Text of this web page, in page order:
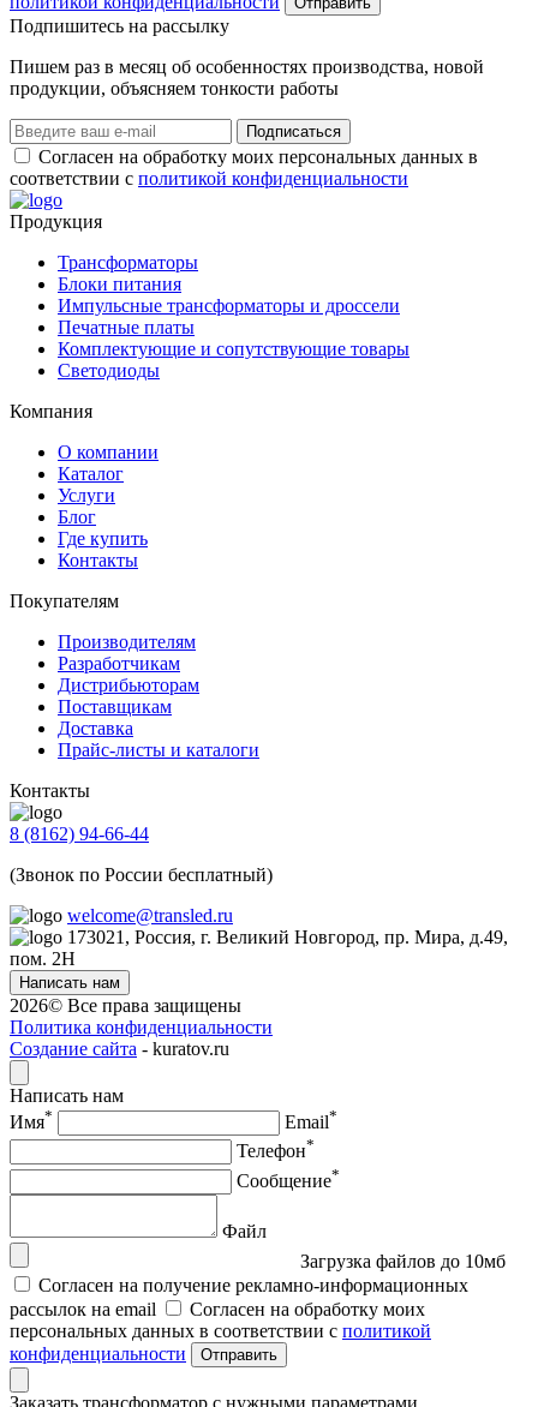
Подпишитеcь на рассылку
Пишем раз в месяц об особенностях производства, новой
продукции, объясняем тонкости работы
Подписаться
Согласен на обработку моих персональных данных в
соответствии с политикой конфиденциальности
Продукция
Трансформаторы
Блоки питания
Импульсные трансформаторы и дроссели
Печатные платы
Комплектующие и сопутствующие товары
Светодиоды
Компания
О компании
Каталог
Услуги
Блог
Где купить
Контакты
Покупателям
Производителям
Разработчикам
Дистрибьюторам
Поставщикам
Доставка
Прайс-листы и каталоги
Контакты
8 (8162) 94-66-44
(Звонок по России бесплатный)
welcome@transled.ru
173021, Россия, г. Великий Новгород, пр. Мира, д.49,
пом. 2Н
Написать нам
2026© Все права защищены
Политика конфиденциальности
Создание сайта - kuratov.ru
Написать нам
Имя* Email*
Телефон*
Сообщение*
Файл
Загрузка файлов до 10мб
Согласен на получение рекламно-информационных
рассылок на email
Согласен на обработку моих
персональных данных в соответствии с политикой
конфиденциальности
Отправить
Заказать трансформатор с нужными параметрами